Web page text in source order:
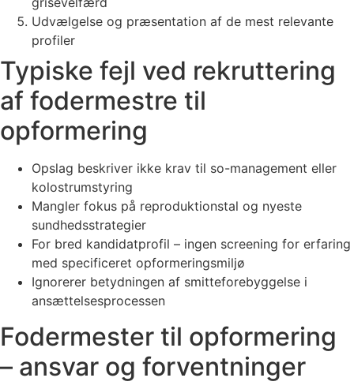
Udvælgelse og præsentation af de mest relevante
profiler
Typiske fejl ved rekruttering
af fodermestre til
opformering
Opslag beskriver ikke krav til so-management eller
kolostrumstyring
Mangler fokus på reproduktionstal og nyeste
sundhedsstrategier
For bred kandidatprofil – ingen screening for erfaring
med specificeret opformeringsmiljø
Ignorerer betydningen af smitteforebyggelse i
ansættelsesprocessen
Fodermester til opformering
– ansvar og forventninger